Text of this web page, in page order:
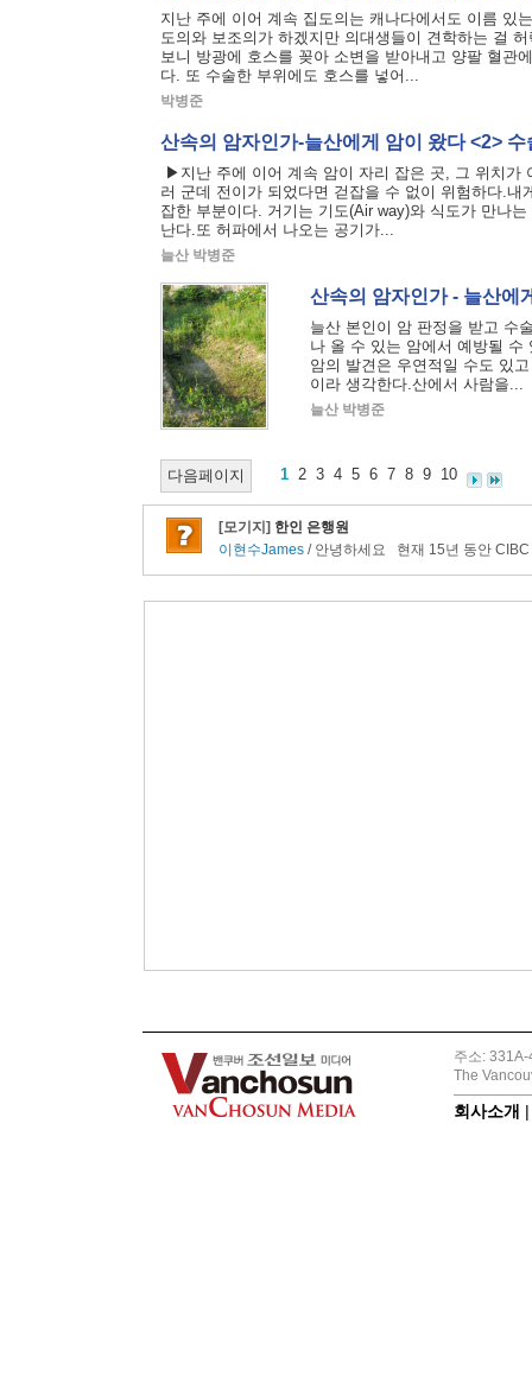
지난 주에 이어 계속 집도의는 캐나다에서도 이름 있
도의와 보조의가 하겠지만 의대생들이 견학하는 걸
보니 방광에 호스를 꽂아 소변을 받아내고 양팔 혈관
다. 또 수술한 부위에도 호스를 넣어...
박병준
산속의 암자인가-늘산에게 암이 왔다 <2>
▶지난 주에 이어 계속 암이 자리 잡은 곳, 그 위치가
러 군데 전이가 되었다면 걷잡을 수 없이 위험하다.
잡한 부분이다. 거기는 기도(Air way)와 식도가 만나
난다.또 허파에서 나오는 공기가...
늘산 박병준
산속의 암자인가 - 늘산에
늘산 본인이 암 판정을 받고 수
나 올 수 있는 암에서 예방될 수
암의 발견은 우연적일 수도 있
이라 생각한다.산에서 사람을...
늘산 박병준
다음페이지 1 2 3 4 5 6 7 8 9 10
주소:
The
회사소개